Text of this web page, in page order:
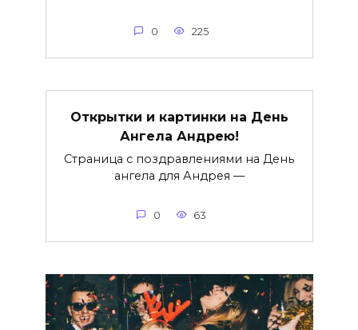
0 225
Открытки и картинки на День
Ангела Андрею!
Страница с поздравлениями на День
ангела для Андрея —
0 63